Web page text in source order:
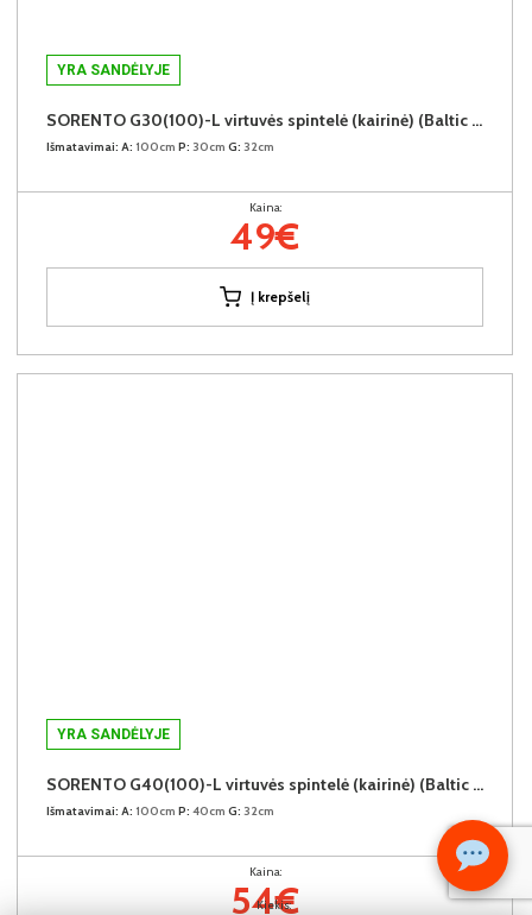
Kiekis:
YRA SANDĖLYJE
SORENTO G30(100)-L virtuvės spintelė (kairinė) (Baltic Storm/Beige)
Išmatavimai: A: 100cm P: 30cm G: 32cm
Kaina:
49€
Į krepšelį
YRA SANDĖLYJE
SORENTO G40(100)-L virtuvės spintelė (kairinė) (Baltic Storm/Beige)
Išmatavimai: A: 100cm P: 40cm G: 32cm
Kaina:
54€